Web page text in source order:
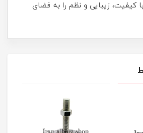
کیفیت، زیبایی و نظم را به فضای